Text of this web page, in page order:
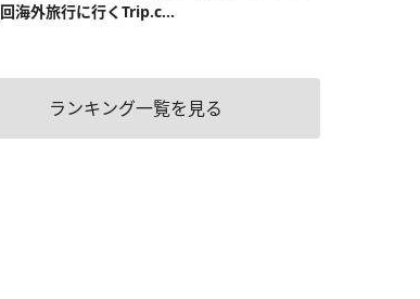
回海外旅行に行くTrip.c...
ランキング一覧を見る